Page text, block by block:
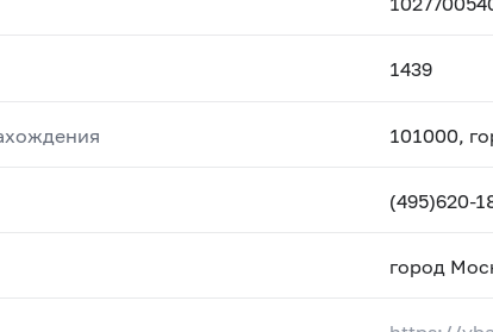
1439
101000,
(495)620-
город